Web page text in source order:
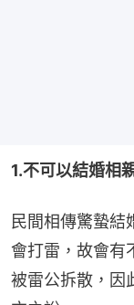
1.不可以結婚相
民間相傳驚蟄結
會打雷，故會有
被雷公拆散，因